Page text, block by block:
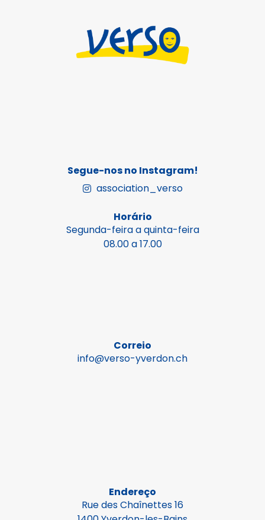
Segue-nos no Instagram!
association_verso
Horário
Segunda-feira a quinta-feira
08.00 a 17.00
Correio
info@verso-yverdon.ch
Endereço
Rue des Chaînettes 16